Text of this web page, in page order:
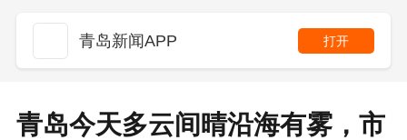
青岛新闻APP 打开
青岛今天多云间晴沿海有雾，市